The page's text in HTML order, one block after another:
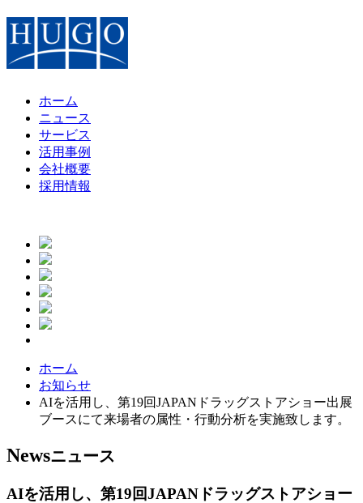
ホーム
ニュース
サービス
活用事例
会社概要
採用情報
ホーム
お知らせ
AIを活用し、第19回JAPANドラッグストアショー出展
ブースにて来場者の属性・行動分析を実施致します。
Newsニュース
AIを活用し、第19回JAPANドラッグストアショー